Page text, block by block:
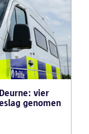
vier
genomen